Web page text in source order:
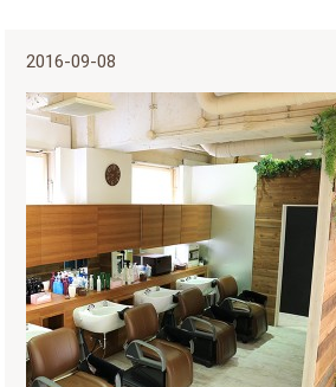
2016-09-08